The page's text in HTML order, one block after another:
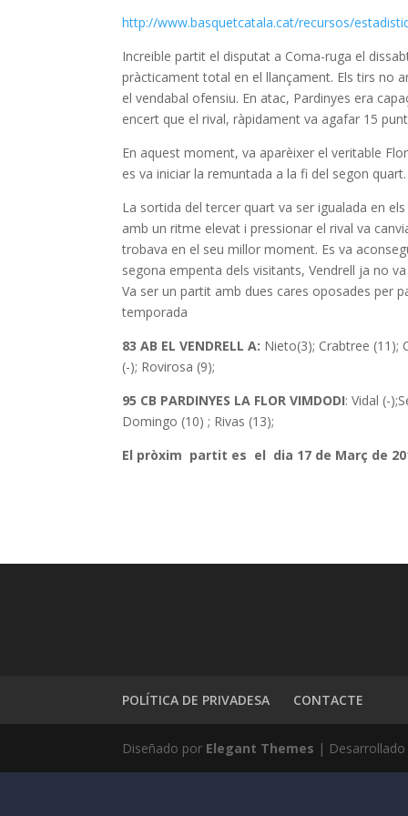
http://www.basquetcatala.cat/recursos/
Increible partit el disputat a Coma-ruga el
pràcticament total en el llançament. Els tirs no
el vendabal ofensiu. En atac, Pardinyes era
encert que el rival, ràpidament va agafar 15
En aquest moment, va aparèixer el veritable
es va iniciar la remuntada a la fi del segon
La sortida del tercer quart va ser igualada en
amb un ritme elevat i pressionar el rival va
trobava en el seu millor moment. Es va
segona empenta dels visitants, Vendrell ja no
Va ser un partit amb dues cares oposades per
temporada
83 AB EL VENDRELL A: Nieto(3); Crabtree (11);
(-); Rovirosa (9);
95 CB PARDINYES LA FLOR VIMDODI: Vidal (-
Domingo (10) ; Rivas (13);
El pròxim partit es el dia 17 de Març de
POLÍTICA DE PRIVADESA CONTACTE
Diseñado por Elegant Themes |